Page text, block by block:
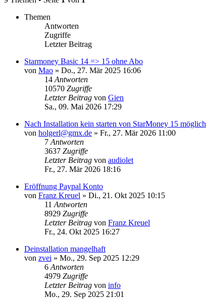
Themen
Antworten
Zugriffe
Letzter Beitrag
Starmoney Basic 14 => 15 ohne Abo
von Mao » Do., 27. Mär 2025 16:06
14 Antworten
10570 Zugriffe
Letzter Beitrag von Gien
Sa., 09. Mai 2026 17:29
Nach Installation kein starten von StarMoney 15 möglich
von holgerl@gmx.de » Fr., 27. Mär 2026 11:00
7 Antworten
3637 Zugriffe
Letzter Beitrag von audiolet
Fr., 27. Mär 2026 18:16
Eröffnung Paypal Konto
von Franz Kreuel » Di., 21. Okt 2025 10:15
11 Antworten
8929 Zugriffe
Letzter Beitrag von Franz Kreuel
Fr., 24. Okt 2025 16:27
Deinstallation mangelhaft
von zvei » Mo., 29. Sep 2025 12:29
6 Antworten
4979 Zugriffe
Letzter Beitrag von info
Mo., 29. Sep 2025 21:01